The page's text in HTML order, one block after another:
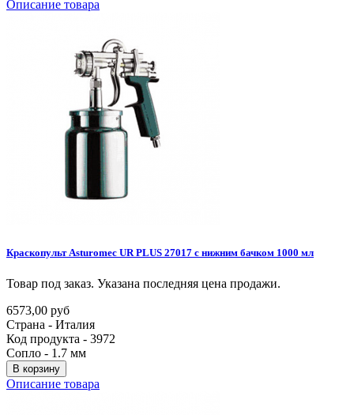
Описание товара
Краскопульт Asturomec UR PLUS 27017 с нижним бачком 1000 мл
Товар под заказ. Указана последняя цена продажи.
6573,00 руб
Страна - Италия
Код продукта - 3972
Сопло - 1.7 мм
В корзину
Описание товара